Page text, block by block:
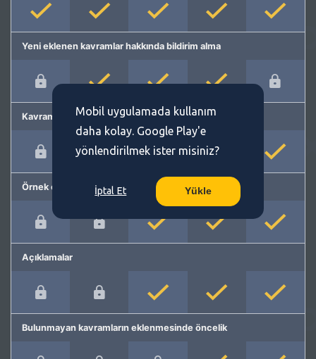
Yeni eklenen kavramlar hakkında bildirim alma
Kavram önerme
Örnek cümleler
Açıklamalar
Bulunmayan kavramların eklenmesinde öncelik
Mobil uygulamada kullanım
daha kolay. Google Play'e
yönlendirilmek ister misiniz?
İptal Et Yükle